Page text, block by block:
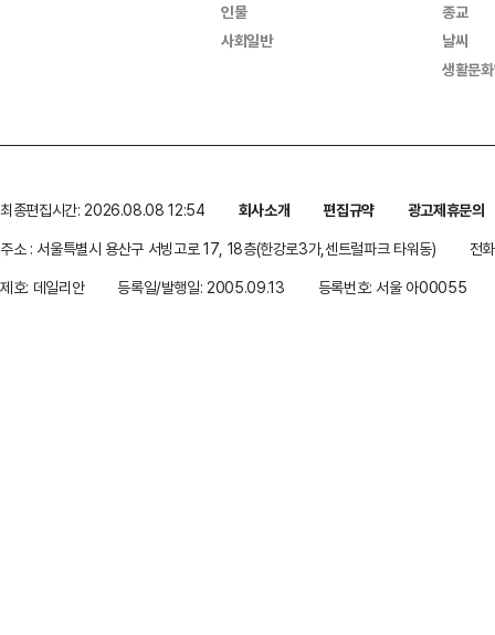
인물
사회일반
종교
날씨
생활문
최종편집시간: 2026.08.08 12:54 회사소개 편집규약
광고제휴문의
주소 : 서울특별시 용산구 서빙고로 17, 18층(한강로3가,센트럴파크 타워동)
전
제호: 데일리안
등록일/발행일: 2005.09.13 등록번호: 서울 아00055